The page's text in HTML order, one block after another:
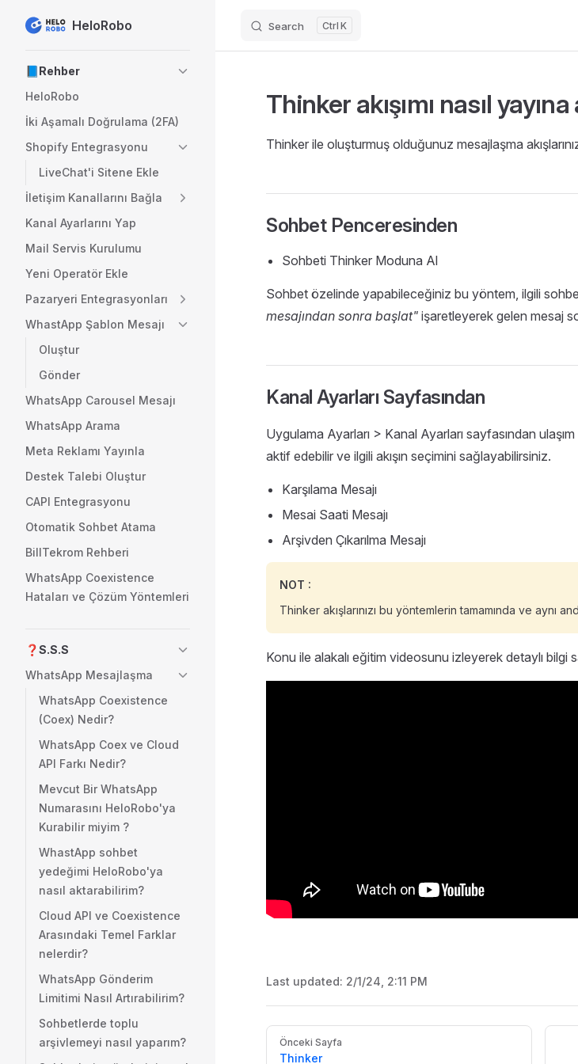
Skip to contentHeloRobo Search K
📘Rehber
HeloRobo
İki Aşamalı Doğrulama (2FA)
Shopify Entegrasyonu
LiveChat'i Sitene Ekle
İletişim Kanallarını Bağla
Kanal Ayarlarını Yap
Mail Servis Kurulumu
Yeni Operatör Ekle
Pazaryeri Entegrasyonları
WhastApp Şablon Mesajı
Oluştur
Gönder
WhatsApp Carousel Mesajı
WhatsApp Arama
Meta Reklamı Yayınla
Destek Talebi Oluştur
CAPI Entegrasyonu
Otomatik Sohbet Atama
BillTekrom Rehberi
WhatsApp Coexistence
Hataları ve Çözüm Yöntemleri
❓S.S.S
WhatsApp Mesajlaşma
WhatsApp Coexistence
(Coex) Nedir?
WhatsApp Coex ve Cloud
API Farkı Nedir?
Mevcut Bir WhatsApp
Numarasını HeloRobo'ya
Kurabilir miyim ?
WhastApp sohbet
yedeğimi HeloRobo'ya
nasıl aktarabilirim?
Cloud API ve Coexistence
Arasındaki Temel Farklar
nelerdir?
WhatsApp Gönderim
Limitimi Nasıl Artırabilirim?
Sohbetlerde toplu
arşivlemeyi nasıl yaparım?
Thinker akışımı nasıl
Thinker ile oluşturmuş olduğunuz mesajlaşma
Sohbet Penceresinden
Sohbeti Thinker Moduna Al
Sohbet özelinde yapabileceğiniz bu yöntem, ilgili
mesajından sonra başlat" işaretleyerek gelen mesaj
Kanal Ayarları Sayfasından
Uygulama Ayarları > Kanal Ayarları sayfasından
aktif edebilir ve ilgili akışın seçimini sağlayabilirsiniz.
Karşılama Mesajı
Mesai Saati Mesajı
Arşivden Çıkarılma Mesajı
NOT :
Thinker akışlarınızı bu yöntemlerin tamamında ve aynı
Konu ile alakalı eğitim videosunu izleyerek detaylı bilgi
Last updated: 2/1/24, 2:11 PM
Pager
Önceki Sayfa
Thinker